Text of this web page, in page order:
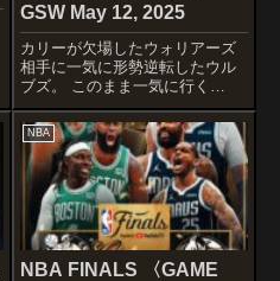
GSW May 12, 2025
カリーが欠場したウォリアーズ
相手に一気に形勢逆転したウル
ブズ。 このまま一気に行く
か！！STARTERSGOLDEN
STATE WARRIORSStephen
CurryBrandin PodziemskiBuddy
HieldJimmy...
NBA
NBA FINALS 〈GAME